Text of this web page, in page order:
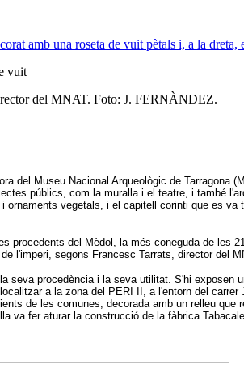
vuit
del MNAT. Foto: J. FERNÀNDEZ.
del Museu Nacional Arqueològic de Tarragona
públics, com la muralla i el teatre, i també
vegetals, i el capitell corinti que es
del Mèdol, la més coneguda de les
l'imperi, segons Francesc Tarrats, director del
seva procedència i la seva utilitat. S'hi exposen
a la zona del PERI II, a l'entorn del carrer
de les comunes, decorada amb un relleu que
va fer aturar la construcció de la fàbrica